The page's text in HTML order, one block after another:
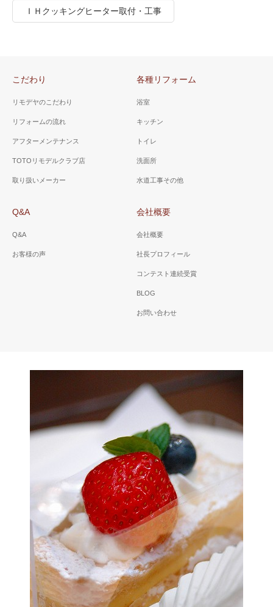
ＩＨクッキングヒーター取付・工事
こだわり
リモデヤのこだわり
リフォームの流れ
アフターメンテナンス
TOTOリモデルクラブ店
取り扱いメーカー
各種リフォーム
浴室
キッチン
トイレ
洗面所
水道工事その他
Q&A
Q&A
お客様の声
会社概要
会社概要
社長プロフィール
コンテスト連続受賞
BLOG
お問い合わせ